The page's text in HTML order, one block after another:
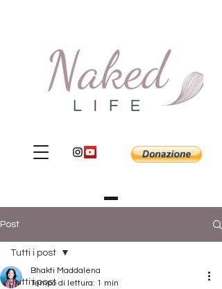
Post
Tutti i post
Tutti i post
Bhakti Maddalena
Tempo di lettura: 1 min